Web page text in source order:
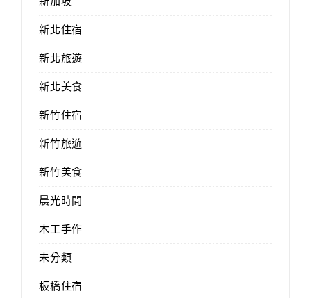
新北住宿
新北旅遊
新北美食
新竹住宿
新竹旅遊
新竹美食
晨光時間
木工手作
未分類
板橋住宿